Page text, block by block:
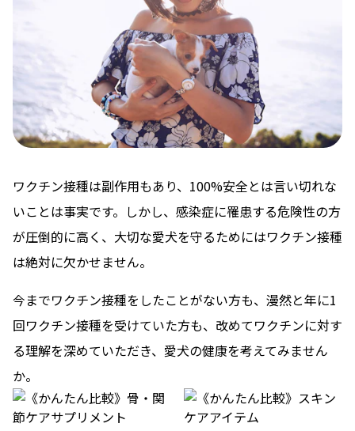
ワクチン接種は副作用もあり、100%安全とは言い切れな
いことは事実です。しかし、感染症に罹患する危険性の方
が圧倒的に高く、大切な愛犬を守るためにはワクチン接種
は絶対に欠かせません。
今までワクチン接種をしたことがない方も、漫然と年に1
回ワクチン接種を受けていた方も、改めてワクチンに対す
る理解を深めていただき、愛犬の健康を考えてみません
か。